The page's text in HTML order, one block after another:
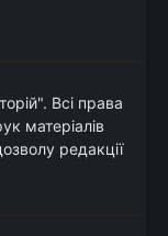
Всі права
матеріалів
редакції